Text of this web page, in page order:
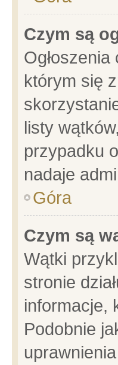
Czym są
którym się
listy
przypadku
nadaje
Góra
Czym są
Wątki
stronie
informacje,
Podobnie